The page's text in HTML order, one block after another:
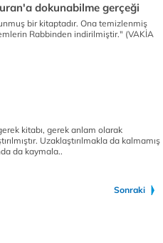
dokunabilme gerçeği
bir kitaptadır. Ona temizlenmiş
Rabbinden indirilmiştir." (VAKİA
kitabı, gerek anlam olarak
Uzaklaştırılmakla da kalmamış
da kaymala..
Sonraki